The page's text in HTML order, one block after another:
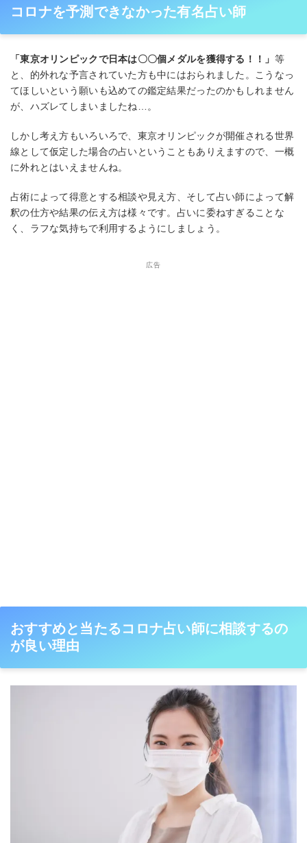
コロナを予測できなかった有名占い師
「東京オリンピックで日本は〇〇個メダルを獲得する！！」 等
と、的外れな予言されていた方も中にはおられました。こうなっ
てほしいという願いも込めての鑑定結果だったのかもしれません
が、ハズレてしまいましたね…。
しかし考え方もいろいろで、東京オリンピックが開催される世界
線として仮定した場合の占いということもありえますので、一概
に外れとはいえませんね。
占術によって得意とする相談や見え方、そして占い師によって解
釈の仕方や結果の伝え方は様々です。占いに委ねすぎることな
く、ラフな気持ちで利用するようにしましょう。
広告
おすすめと当たるコロナ占い師に相談するの
が良い理由